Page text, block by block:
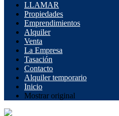
LLAMAR
Propiedades
Emprendimientos
Alquiler
Venta
La Empresa
Tasación
Contacto
Alquiler temporario
Inicio
Mostrar original